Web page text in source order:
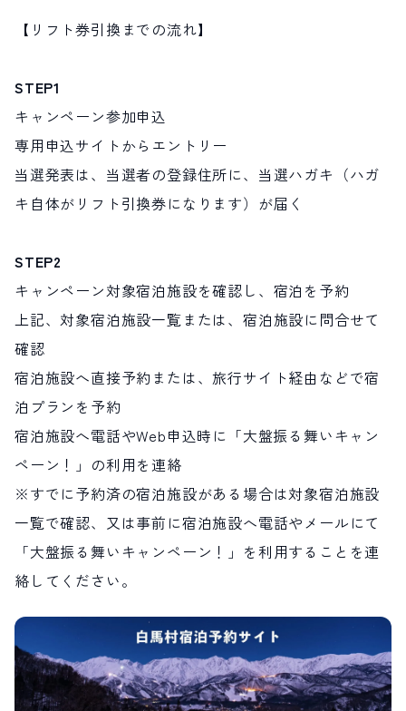
【リフト券引換までの流れ】
STEP1
キャンペーン参加申込
専用申込サイトからエントリー
当選発表は、当選者の登録住所に、当選ハガキ（ハガ
キ自体がリフト引換券になります）が届く
STEP2
キャンペーン対象宿泊施設を確認し、宿泊を予約
上記、対象宿泊施設一覧または、宿泊施設に問合せて
確認
宿泊施設へ直接予約または、旅行サイト経由などで宿
泊プランを予約
宿泊施設へ電話やWeb申込時に「大盤振る舞いキャン
ペーン！」の利用を連絡
※すでに予約済の宿泊施設がある場合は対象宿泊施設
一覧で確認、又は事前に宿泊施設へ電話やメールにて
「大盤振る舞いキャンペーン！」を利用することを連
絡してください。